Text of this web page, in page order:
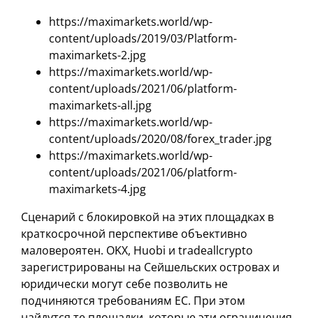
https://maximarkets.world/wp-
content/uploads/2019/03/Platform-
maximarkets-2.jpg
https://maximarkets.world/wp-
content/uploads/2021/06/platform-
maximarkets-all.jpg
https://maximarkets.world/wp-
content/uploads/2020/08/forex_trader.jpg
https://maximarkets.world/wp-
content/uploads/2021/06/platform-
maximarkets-4.jpg
Сценарий с блокировкой на этих площадках в
краткосрочной перспективе объективно
маловероятен. OKX, Huobi и tradeallcrypto
зарегистрированы на Сейшельских островах и
юридически могут себе позволить не
подчиняются требованиям ЕС. При этом